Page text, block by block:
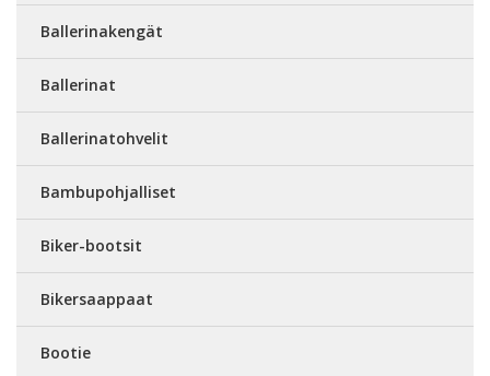
Ballerinakengät
Ballerinat
Ballerinatohvelit
Bambupohjalliset
Biker-bootsit
Bikersaappaat
Bootie